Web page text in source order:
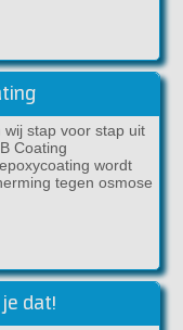
wij stap voor stap uit
Coating
wordt
tegen osmose
dat!